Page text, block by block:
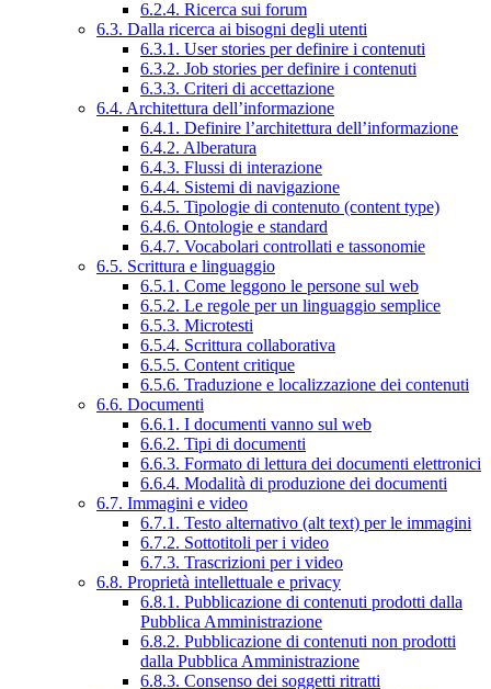
6.2.4. Ricerca sui forum
6.3. Dalla ricerca ai bisogni degli utenti
6.3.1. User stories per definire i contenuti
6.3.2. Job stories per definire i contenuti
6.3.3. Criteri di accettazione
6.4. Architettura dell’informazione
6.4.1. Definire l’architettura dell’informazione
6.4.2. Alberatura
6.4.3. Flussi di interazione
6.4.4. Sistemi di navigazione
6.4.5. Tipologie di contenuto (content type)
6.4.6. Ontologie e standard
6.4.7. Vocabolari controllati e tassonomie
6.5. Scrittura e linguaggio
6.5.1. Come leggono le persone sul web
6.5.2. Le regole per un linguaggio semplice
6.5.3. Microtesti
6.5.4. Scrittura collaborativa
6.5.5. Content critique
6.5.6. Traduzione e localizzazione dei contenuti
6.6. Documenti
6.6.1. I documenti vanno sul web
6.6.2. Tipi di documenti
6.6.3. Formato di lettura dei documenti elettronici
6.6.4. Modalità di produzione dei documenti
6.7. Immagini e video
6.7.1. Testo alternativo (alt text) per le immagini
6.7.2. Sottotitoli per i video
6.7.3. Trascrizioni per i video
6.8. Proprietà intellettuale e privacy
6.8.1. Pubblicazione di contenuti prodotti dalla
Pubblica Amministrazione
6.8.2. Pubblicazione di contenuti non prodotti
dalla Pubblica Amministrazione
6.8.3. Consenso dei soggetti ritratti